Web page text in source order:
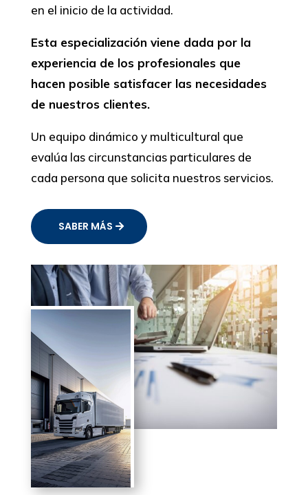
en el inicio de la actividad.
Esta especialización viene dada por la
experiencia de los profesionales que
hacen posible satisfacer las necesidades
de nuestros clientes.
Un equipo dinámico y multicultural que
evalúa las circunstancias particulares de
cada persona que solicita nuestros servicios.
SABER MÁS